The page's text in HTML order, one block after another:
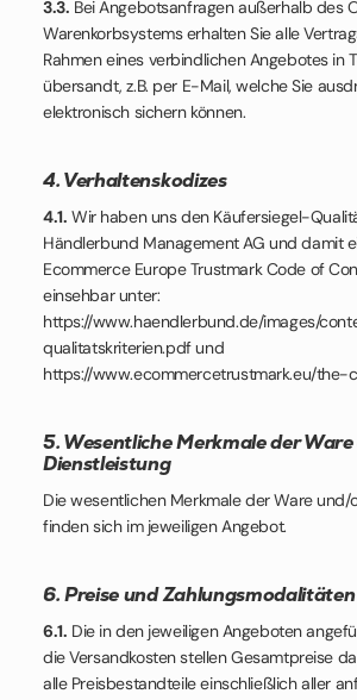
3.3. Bei Angebotsanfragen außerhalb des
Warenkorbsystems erhalten Sie alle
Rahmen eines verbindlichen Angebotes in
übersandt, z.B. per E-Mail, welche Sie
elektronisch sichern können.
4. Verhaltenskodizes
4.1. Wir haben uns den Käufersiegel-
Händlerbund Management AG und damit
Ecommerce Europe Trustmark Code of
einsehbar unter:
https://www.haendlerbund.de/images/
qualitatskriterien.pdf und
https://www.ecommercetrustmark.eu/
5. Wesentliche Merkmale der
Dienstleistung
Die wesentlichen Merkmale der Ware und/
finden sich im jeweiligen Angebot.
6. Preise und Zahlungsmodalitäten
6.1. Die in den jeweiligen Angeboten
die Versandkosten stellen Gesamtpreise
alle Preisbestandteile einschließlich aller